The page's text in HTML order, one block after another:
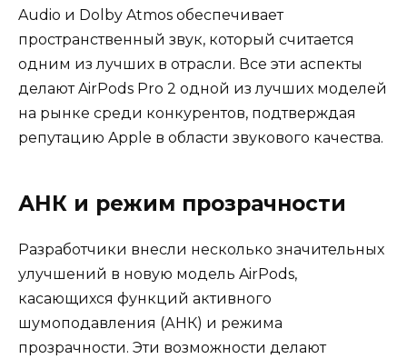
Audio и Dolby Atmos обеспечивает
пространственный звук, который считается
одним из лучших в отрасли. Все эти аспекты
делают AirPods Pro 2 одной из лучших моделей
на рынке среди конкурентов, подтверждая
репутацию Apple в области звукового качества.
АНК и режим прозрачности
Разработчики внесли несколько значительных
улучшений в новую модель AirPods,
касающихся функций активного
шумоподавления (АНК) и режима
прозрачности. Эти возможности делают